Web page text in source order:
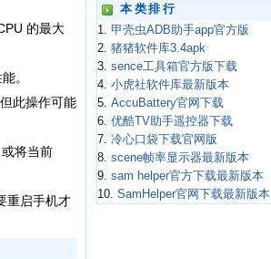
的最大
。
此操作可能
将当前
重启手机才
本类排行
1. 甲壳虫ADB助手app官方版
2. 猪猪软件库3.4apk
3. sence工具箱官方版下载
4. 小虎社软件库最新版本
5. AccuBattery官网下载
6. 优酷TV助手遥控器下载
7. 冷心口袋下载官网版
8. scene帧率显示器最新版本
9. sam helper官方下载最新版本
10. SamHelper官网下载最新版本